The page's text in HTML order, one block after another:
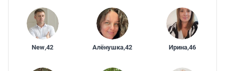
New,42 Алёнушка,42 Ирина,46